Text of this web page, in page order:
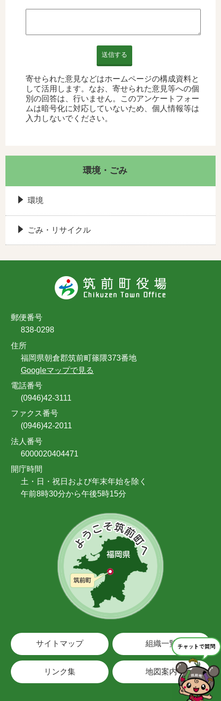
送信する
寄せられた意見などはホームページの構成資料と
して活用します。なお、寄せられた意見等への個
別の回答は、行いません。このアンケートフォー
ムは暗号化に対応していないため、個人情報等は
入力しないでください。
環境・ごみ
環境
ごみ・リサイクル
郵便番号
838-0298
住所
福岡県朝倉郡筑前町篠隈373番地
Googleマップで見る
電話番号
(0946)42-3111
ファクス番号
(0946)42-2011
法人番号
6000020404471
開庁時間
土・日・祝日および年末年始を除く
午前8時30分から午後5時15分
サイトマップ 組織一覧
リンク集 地図案内